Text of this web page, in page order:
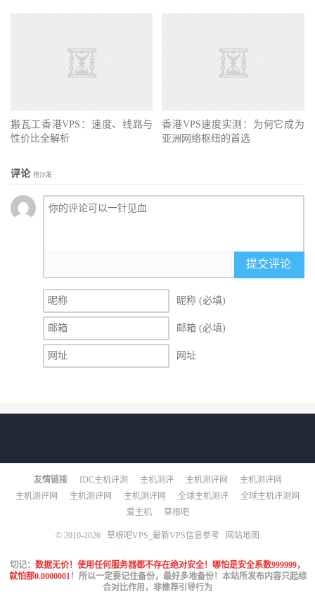
搬瓦工香港VPS：速度、线路与
性价比全解析
香港VPS速度实测：为何它成为
亚洲网络枢纽的首选
评论 抢沙发
提交评论
昵称 (必填)
邮箱 (必填)
网址
友情链接 IDC主机评测 主机测评 主机测评网
主机测评网
主机测评网
主机测评网 主机测评网 全球主机测评
全球主机评测网
爱主机
草根吧
© 2010-2026 草根吧VPS_最新VPS信息参考 网站地图
切记： 数据无价！使用任何服务器都不存在绝对安全！哪怕是安全系数999999，
就怕那0.0000001！所以一定要记住备份，最好多地备份！本站所发布内容只起综
合对比作用，非推荐引导行为